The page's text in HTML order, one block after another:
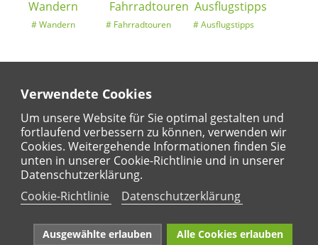
Verwendete Cookies
Um unsere Website für Sie optimal gestalten und
fortlaufend verbessern zu können, verwenden wir
Cookies. Weitergehende Informationen finden Sie
unten in unserer Cookie-Richtlinie und in unserer
Datenschutzerklärung.
Cookie-Richtlinie
Datenschutzerklärung
Ausgewählte erlauben Alle Cookies erlauben
Wandern Fahrradtouren Ausflugstipps
Entdeckertouren Ansichten
Regional
Karte